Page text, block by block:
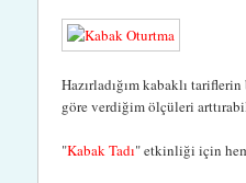
Hazırladığım kabaklı
göre verdiğim ölçüleri
"Kabak Tadı" etkinliği için